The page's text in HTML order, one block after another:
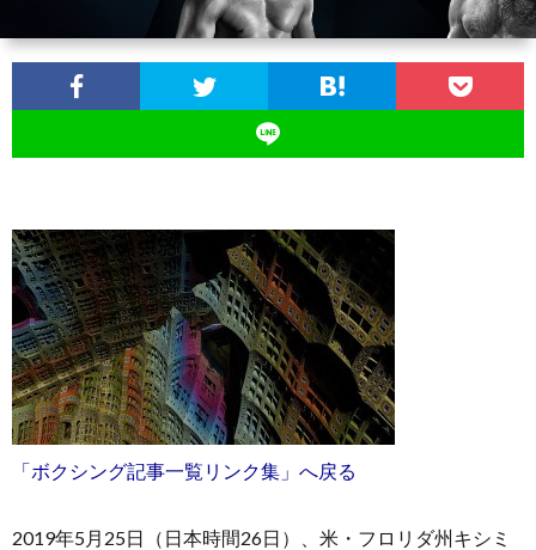
マ
「ボクシング記事一覧リンク集」へ戻る
2019年5月25日（日本時間26日）、米・フロリダ州キシミ